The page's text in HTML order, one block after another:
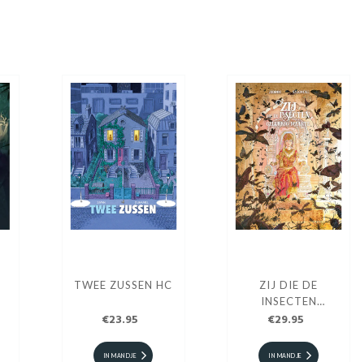
TWEE ZUSSEN HC
€23.95
IN MANDJE
ZIJ DIE DE
INSECTEN
GELUKKIG MAAKTE
€29.95
IN MANDJE